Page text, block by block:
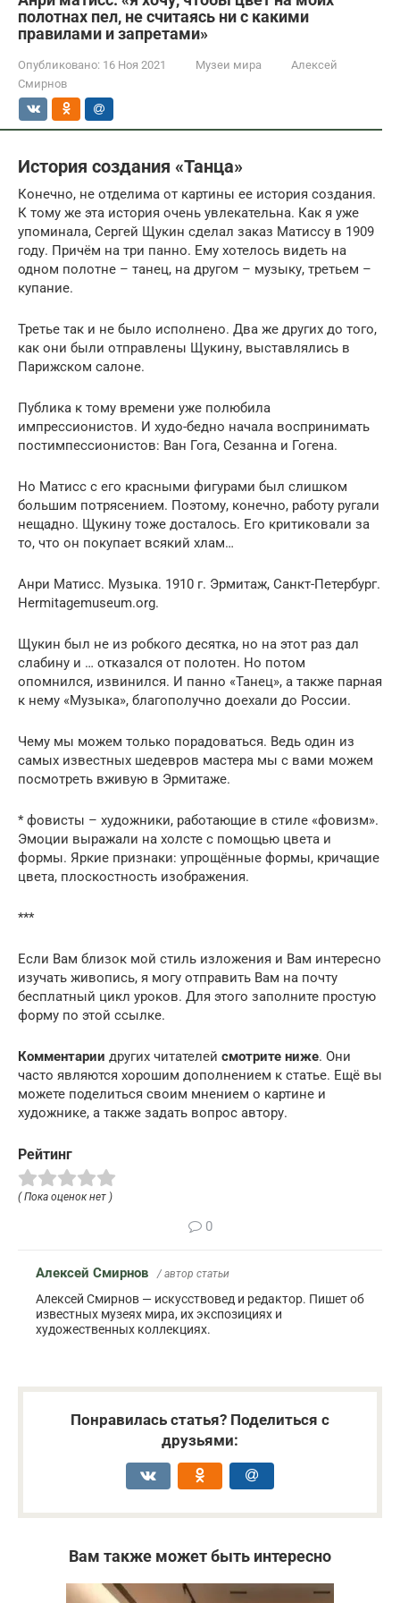
полотнах пел, не считаясь ни с какими
правилами и запретами»
Опубликовано: 16 Ноя 2021 Музеи мира
Алексей
Смирнов
История создания «Танца»
Конечно, не отделима от картины ее история создания.
К тому же эта история очень увлекательна. Как я уже
упоминала, Сергей Щукин сделал заказ Матиссу в 1909
году. Причём на три панно. Ему хотелось видеть на
одном полотне – танец, на другом – музыку, третьем –
купание.
Третье так и не было исполнено. Два же других до того,
как они были отправлены Щукину, выставлялись в
Парижском салоне.
Публика к тому времени уже полюбила
импрессионистов. И худо-бедно начала воспринимать
постимпессионистов: Ван Гога, Сезанна и Гогена.
Но Матисс с его красными фигурами был слишком
большим потрясением. Поэтому, конечно, работу ругали
нещадно. Щукину тоже досталось. Его критиковали за
то, что он покупает всякий хлам…
Анри Матисс. Музыка. 1910 г. Эрмитаж, Санкт-Петербург.
Hermitagemuseum.org.
Щукин был не из робкого десятка, но на этот раз дал
слабину и … отказался от полотен. Но потом
опомнился, извинился. И панно «Танец», а также парная
к нему «Музыка», благополучно доехали до России.
Чему мы можем только порадоваться. Ведь один из
самых известных шедевров мастера мы с вами можем
посмотреть вживую в Эрмитаже.
* фовисты – художники, работающие в стиле «фовизм».
Эмоции выражали на холсте с помощью цвета и
формы. Яркие признаки: упрощённые формы, кричащие
цвета, плоскостность изображения.
***
Если Вам близок мой стиль изложения и Вам интересно
изучать живопись, я могу отправить Вам на почту
бесплатный цикл уроков. Для этого заполните простую
форму по этой ссылке.
Комментарии других читателей смотрите ниже. Они
часто являются хорошим дополнением к статье. Ещё вы
можете поделиться своим мнением о картине и
художнике, а также задать вопрос автору.
Рейтинг
( Пока оценок нет )
0
Алексей Смирнов / автор статьи
Алексей Смирнов — искусствовед и редактор. Пишет об
известных музеях мира, их экспозициях и
художественных коллекциях.
Понравилась статья? Поделиться с
друзьями:
Вам также может быть интересно